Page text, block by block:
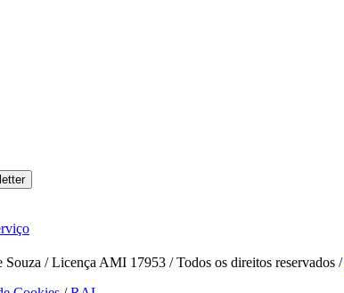
Souza / Licença AMI 17953 / Todos os direitos reservados /